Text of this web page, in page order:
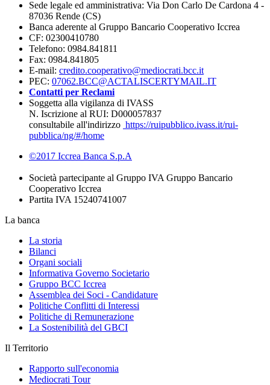
Sede legale ed amministrativa: Via Don Carlo De Cardona 4 -
87036 Rende (CS)
Banca aderente al Gruppo Bancario Cooperativo Iccrea
CF: 02300410780
Telefono: 0984.841811
Fax: 0984.841805
E-mail: credito.cooperativo@mediocrati.bcc.it
PEC: 07062.BCC@ACTALISCERTYMAIL.IT
Contatti per Reclami
Soggetta alla vigilanza di IVASS
N. Iscrizione al RUI: D000057837
consultabile all'indirizzo https://ruipubblico.ivass.it/rui-
pubblica/ng/#/home
©2017 Iccrea Banca S.p.A
Società partecipante al Gruppo IVA Gruppo Bancario
Cooperativo Iccrea
Partita IVA 15240741007
La banca
La storia
Bilanci
Organi sociali
Informativa Governo Societario
Gruppo BCC Iccrea
Assemblea dei Soci - Candidature
Politiche Conflitti di Interessi
Politiche di Remunerazione
La Sostenibilità del GBCI
Il Territorio
Rapporto sull'economia
Mediocrati Tour